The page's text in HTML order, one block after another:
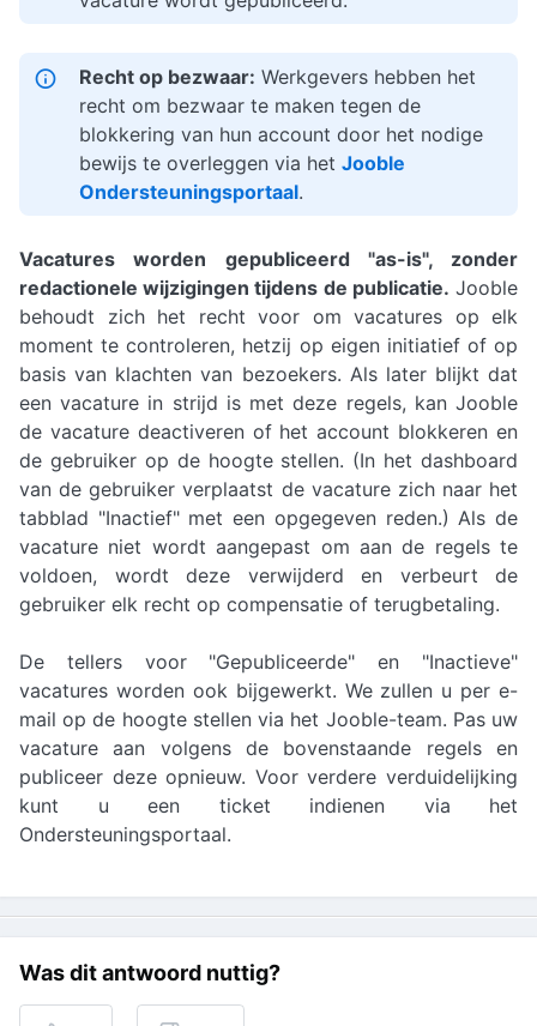
Recht op bezwaar: Werkgevers hebben het
recht om bezwaar te maken tegen de
blokkering van hun account door het nodige
bewijs te overleggen via het Jooble
Ondersteuningsportaal.
Vacatures worden gepubliceerd "as-is", zonder
redactionele wijzigingen tijdens de publicatie. Jooble
behoudt zich het recht voor om vacatures op elk
moment te controleren, hetzij op eigen initiatief of op
basis van klachten van bezoekers. Als later blijkt dat
een vacature in strijd is met deze regels, kan Jooble
de vacature deactiveren of het account blokkeren en
de gebruiker op de hoogte stellen. (In het dashboard
van de gebruiker verplaatst de vacature zich naar het
tabblad "Inactief" met een opgegeven reden.) Als de
vacature niet wordt aangepast om aan de regels te
voldoen, wordt deze verwijderd en verbeurt de
gebruiker elk recht op compensatie of terugbetaling.
De tellers voor "Gepubliceerde" en "Inactieve"
vacatures worden ook bijgewerkt. We zullen u per e-
mail op de hoogte stellen via het Jooble-team. Pas uw
vacature aan volgens de bovenstaande regels en
publiceer deze opnieuw. Voor verdere verduidelijking
kunt u een ticket indienen via het
Ondersteuningsportaal.
Was dit antwoord nuttig?